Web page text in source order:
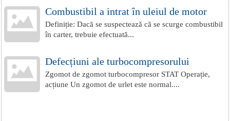
Combustibil a intrat în uleiul de motor
Definiție: Dacă se suspectează că se scurge combustibil
în carter, trebuie efectuată...
Defecțiuni ale turbocompresorului
Zgomot de zgomot turbocompresor STAT Operație,
acțiune Un zgomot de urlet este normal....